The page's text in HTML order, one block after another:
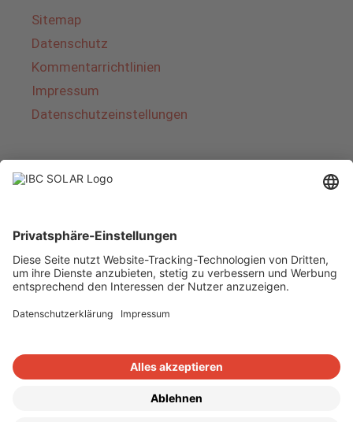
Sitemap
Datenschutz
Kommentarrichtlinien
Impressum
Datenschutzeinstellungen
Über IBC SOLAR
von Energielösungen und Dienstleistungen im
Bereich Photovoltaik und Speicher. Das
Unternehmen bietet Komplettsysteme an und
deckt das gesamte Spektrum von der Planung
bis zur schlüsselfertigen Übergabe von
Energielösungen für Eigenheime, Gewerbe und
Industrie sowie Solarparks.